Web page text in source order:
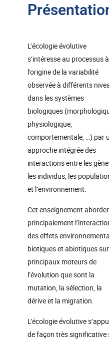
L’écologie évolutive
s’intéresse au processus à
l’origine de la variabilité
observée à différents
dans les systèmes
biologiques
physiologique,
comportementale, …) par
approche intégrée des
interactions entre les
les individus, les
et l’environnement.
Cet enseignement
principalement
des effets
biotiques et abiotiques
principaux moteurs de
l’évolution que sont la
mutation, la sélection, la
dérive et la migration.
L’écologie évolutive
de façon très significative